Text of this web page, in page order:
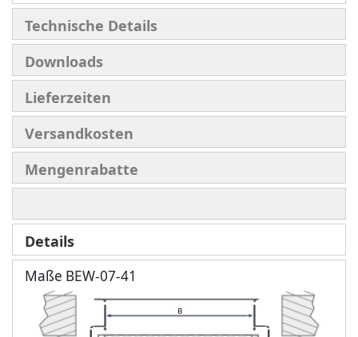
Technische Details
Downloads
Lieferzeiten
Versandkosten
Mengenrabatte
Details
Maße BEW-07-41